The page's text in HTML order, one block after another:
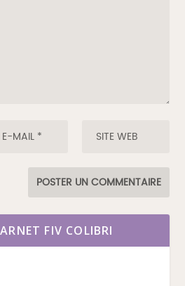
FIV COLIBRI